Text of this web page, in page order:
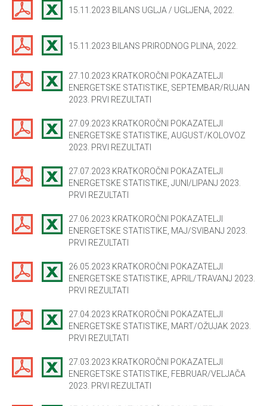
15.11.2023 BILANS UGLJA / UGLJENA, 2022.
15.11.2023 BILANS PRIRODNOG PLINA, 2022.
27.10.2023 KRATKOROČNI POKAZATELJI
ENERGETSKE STATISTIKE, SEPTEMBAR/RUJAN
2023. PRVI REZULTATI
27.09.2023 KRATKOROČNI POKAZATELJI
ENERGETSKE STATISTIKE, AUGUST/KOLOVOZ
2023. PRVI REZULTATI
27.07.2023 KRATKOROČNI POKAZATELJI
ENERGETSKE STATISTIKE, JUNI/LIPANJ 2023.
PRVI REZULTATI
27.06.2023 KRATKOROČNI POKAZATELJI
ENERGETSKE STATISTIKE, MAJ/SVIBANJ 2023.
PRVI REZULTATI
26.05.2023 KRATKOROČNI POKAZATELJI
ENERGETSKE STATISTIKE, APRIL/TRAVANJ 2023.
PRVI REZULTATI
27.04.2023 KRATKOROČNI POKAZATELJI
ENERGETSKE STATISTIKE, MART/OŽUJAK 2023.
PRVI REZULTATI
27.03.2023 KRATKOROČNI POKAZATELJI
ENERGETSKE STATISTIKE, FEBRUAR/VELJAČA
2023. PRVI REZULTATI